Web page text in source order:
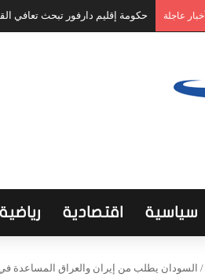
أخبار عاجلة حكومة إقليم دارفور تبحث تعافي
سياسية اقتصادية رياضية
/ السودان يطلب من إيران والعراق المساعدة في